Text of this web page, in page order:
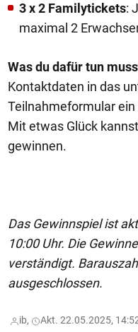
3 x 2 Familytickets:
maximal 2
Was du dafür tun
Kontaktdaten in das
Teilnahmeformular
Mit etwas Glück
gewinnen.
Das Gewinnspiel ist
10:00 Uhr. Die
verständigt.
ausgeschlossen.
ib, Akt. 22.05.2025,